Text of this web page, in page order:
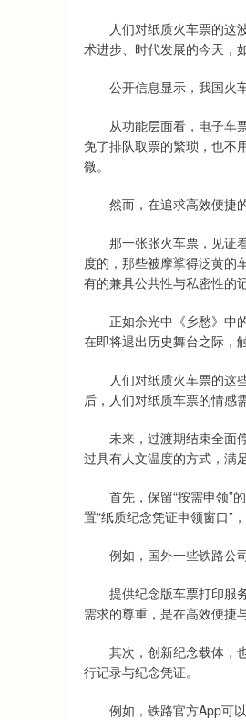
人们对纸质火车票的这波
术进步、时代发展的今天，
公开信息显示，我国火车
从功能层面看，电子车票
免了排队取票的繁琐，也不
微。
然而，在追求高效便捷的
那一张张火车票，见证着
度的，那些被摩挲得泛黄的
有的兼具公共性与私密性的
正如余光中《乡愁》中的
在即将退出历史舞台之际，
人们对纸质火车票的这些
后，人们对纸质车票的情感
未来，过渡期结束全面停
过具有人文温度的方式，满
首先，保留“按需申领”的
置“纸质纪念凭证申领窗口”
例如，国外一些铁路公司
提供纪念版车票打印服务
需求的尊重，是在高效便捷
其次，创新纪念载体，也
行记录与纪念凭证。
例如，铁路官方App可以